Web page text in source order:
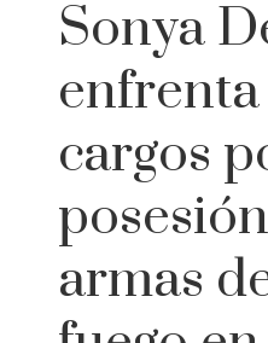
Sonya
enfrenta
cargos
armas